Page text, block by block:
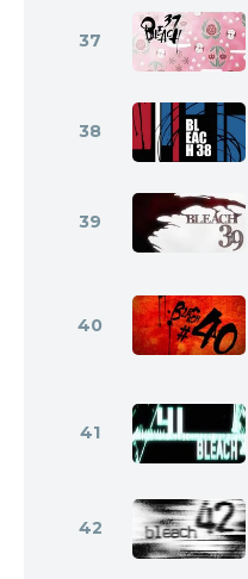
37
38
39
40
41
42